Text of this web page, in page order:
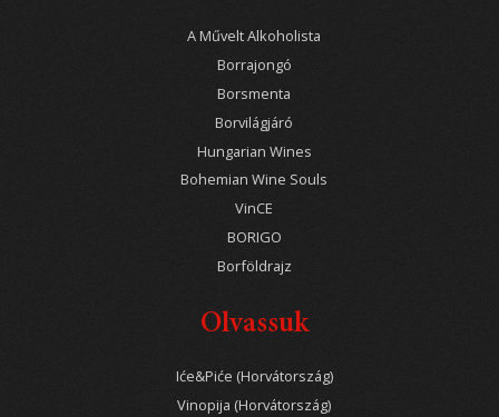
A Művelt Alkoholista
Borrajongó
Borsmenta
Borvilágjáró
Hungarian Wines
Bohemian Wine Souls
VinCE
BORIGO
Borföldrajz
Olvassuk
Iće&Piće (Horvátország)
Vinopija (Horvátország)